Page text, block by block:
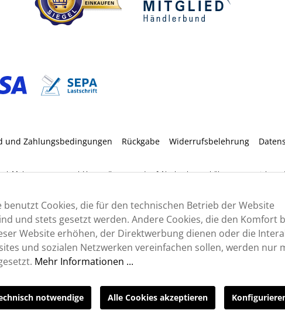
und Zahlungsbedingungen Rückgabe Widerrufsbelehrung
Mehrwertsteuer zzgl.Versandkostenund ggf. Nachnahmegebühren, wenn nicht
benutzt Cookies, die für den technischen Betrieb der Website
und stets gesetzt werden. Andere Cookies, die den Komfort
Website erhöhen, der Direktwerbung dienen oder die
und sozialen Netzwerken vereinfachen sollen, werden nur
Mehr Informationen ...
notwendige Alle Cookies akzeptieren